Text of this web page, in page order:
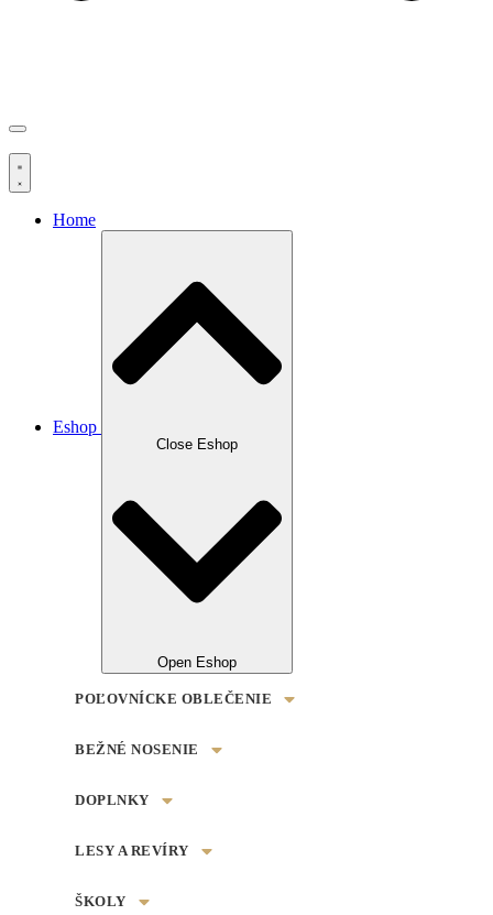
Home
Eshop
Close Eshop
Open Eshop
POĽOVNÍCKE OBLEČENIE
BEŽNÉ NOSENIE
DOPLNKY
LESY A REVÍRY
ŠKOLY